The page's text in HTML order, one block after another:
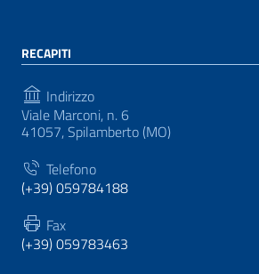
RECAPITI
Indirizzo
Viale Marconi, n. 6
41057, Spilamberto (MO)
Telefono
(+39) 059784188
Fax
(+39) 059783463